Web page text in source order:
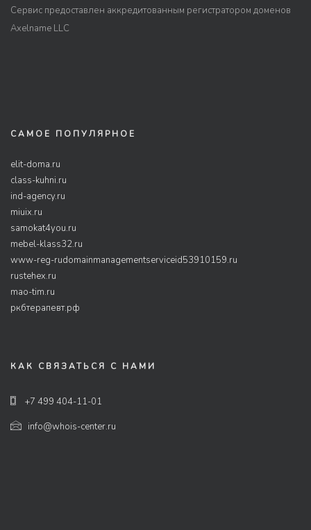
Сервис предоставлен аккредитованным регистратором доменов
Axelname LLC
САМОЕ ПОПУЛЯРНОЕ
elit-doma.ru
class-kuhni.ru
ind-agency.ru
miuix.ru
samokat4you.ru
mebel-klass32.ru
www-reg-rudomainmanagementserviceid53910159.ru
rustehex.ru
mao-tim.ru
ркбтерапевт.рф
КАК СВЯЗАТЬСЯ С НАМИ
+7 499 404-11-01
info@whois-center.ru